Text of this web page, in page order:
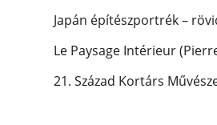
Japán építészportrék –
Le Paysage Intérieur
21. Század Kortárs